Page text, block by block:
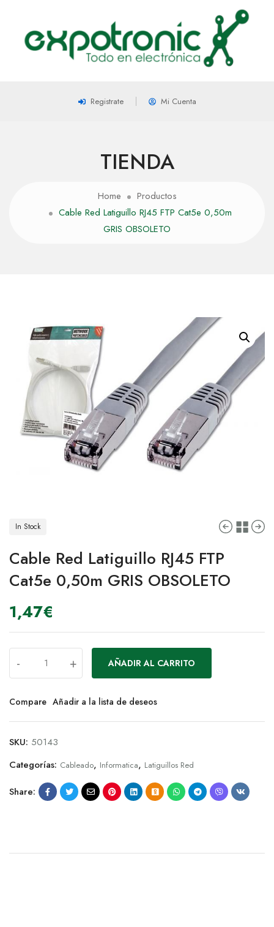
Registrate Mi Cuenta
TIENDA
Home
Productos
Cable Red Latiguillo RJ45 FTP Cat5e 0,50m
GRIS OBSOLETO
In Stock
Cable Red Latiguillo RJ45 FTP
Cat5e 0,50m GRIS OBSOLETO
1,47€
- + AÑADIR AL CARRITO
Compare Añadir a la lista de deseos
SKU: 50143
Categorías: Cableado, Informatica, Latiguillos Red
Share: